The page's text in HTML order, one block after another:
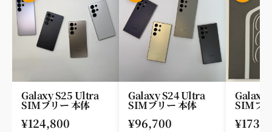
Galaxy S25 Ultra
SIMフリー 本体
¥124,800
Galaxy S24 Ultra
SIMフリー 本体
¥96,700
Galaxy
SIMフ